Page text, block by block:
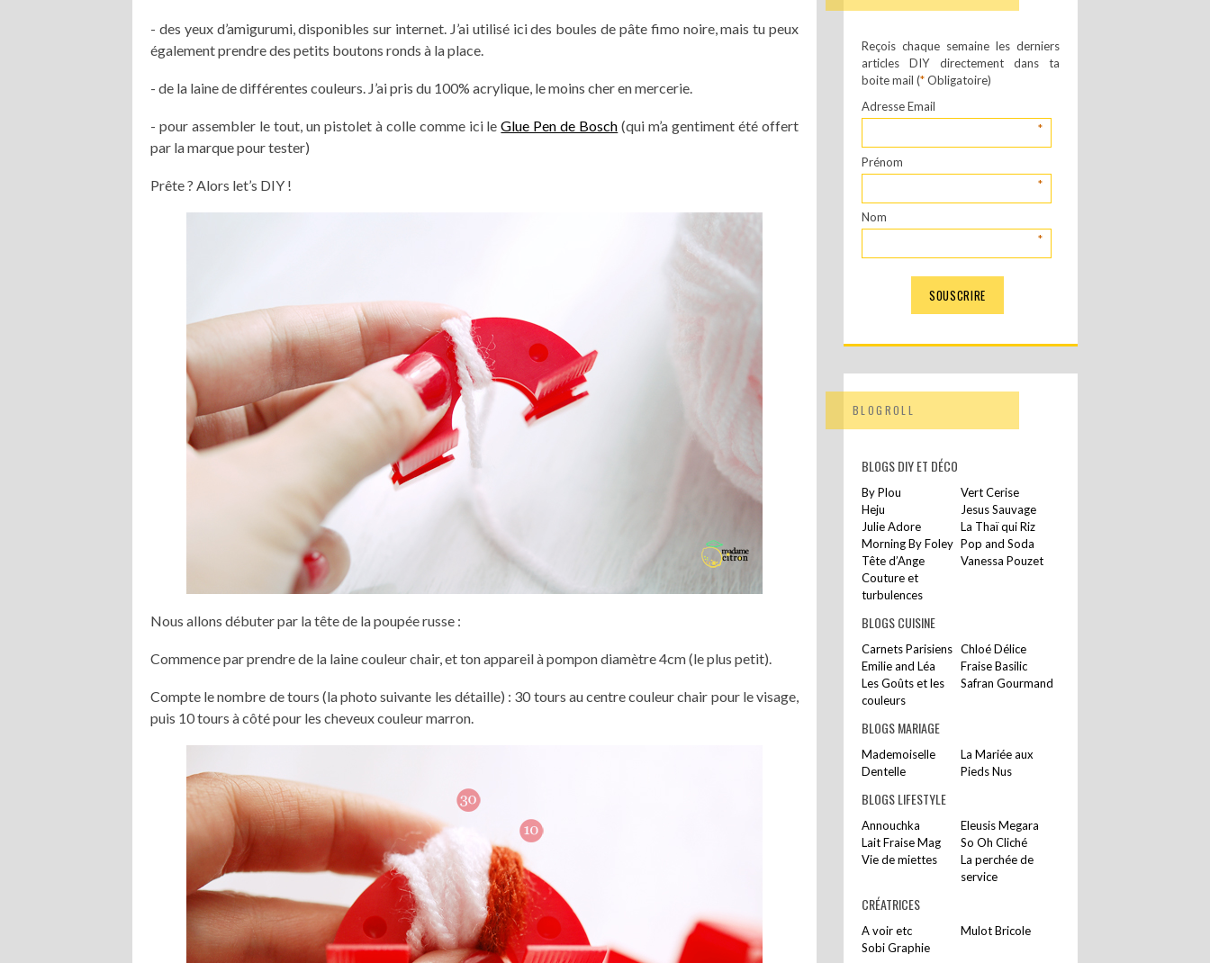
- des yeux d’amigurumi, disponibles sur internet. J’ai utilisé ici des boules de pâte fimo noire, mais tu peux
également prendre des petits boutons ronds à la place.
- de la laine de différentes couleurs. J’ai pris du 100% acrylique, le moins cher en mercerie.
- pour assembler le tout, un pistolet à colle comme ici leGlue Pen de Bosch (qui m’a gentiment été offert
par la marque pour tester)
Prête ? Alors let’s DIY !
Nous allons débuter par la tête de la poupée russe :
Commence par prendre de la laine couleur chair, et ton appareil à pompon diamètre 4cm (le plus petit).
Compte le nombre de tours (la photo suivante les détaille) : 30 tours au centre couleur chair pour le visage,
puis 10 tours à côté pour les cheveux couleur marron.
Reçois chaque semaine les derniers
articles DIY directement dans ta
boite mail (*Obligatoire)
Adresse Email
*
Prénom
*
Nom
*
BLOGROLL
BLOGS DIY ET DÉCO
By Plou
Vert Cerise
Heju
Jesus Sauvage
Julie Adore
La Thaï qui Riz
Morning By Foley Pop and Soda
Tête d’Ange
Vanessa Pouzet
Couture et
turbulences
BLOGS CUISINE
Carnets Parisiens Chloé Délice
Emilie and Léa
Fraise Basilic
Les Goûts et les
couleurs
Safran Gourmand
BLOGS MARIAGE
Mademoiselle
Dentelle
La Mariée aux
Pieds Nus
BLOGS LIFESTYLE
Annouchka
Eleusis Megara
Lait Fraise Mag
So Oh Cliché
Vie de miettes
La perchée de
service
CRÉATRICES
A voir etc
Mulot Bricole
Sobi Graphie